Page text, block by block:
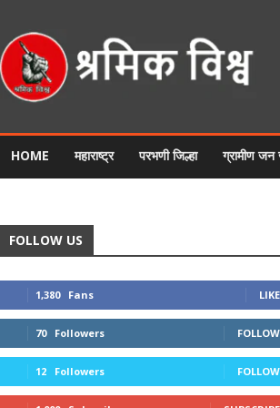
श्रमिक
विश्व
HOME महाराष्ट्र परभणी जिल्हा ग्रामीण जन
FOLLOW US
1,380 Fans LIKE
70 Followers FOLLOW
12 Followers FOLLOW